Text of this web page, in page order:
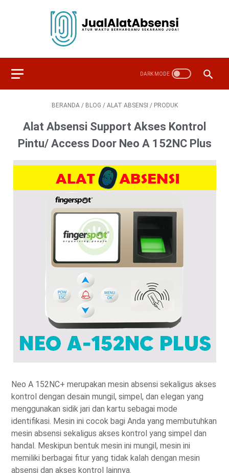
BERANDA / BLOG / ALAT ABSENSI / PRODUK
Alat Absensi Support Akses Kontrol
Pintu/ Access Door Neo A 152NC Plus
Neo A 152NC+ merupakan mesin absensi sekaligus akses
kontrol dengan desain mungil, simpel, dan elegan yang
menggunakan sidik jari dan kartu sebagai mode
identifikasi. Mesin ini cocok bagi Anda yang membutuhkan
mesin absensi sekaligus akses kontrol yang simpel dan
handal. Meskipun bentuk mesin ini mungil, mesin ini
memiliki berbagai fitur yang tidak kalah dengan mesin
absensi dan akses kontrol lainnya.